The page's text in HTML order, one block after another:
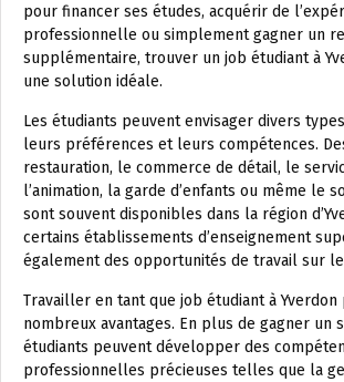
pour financer ses études, acquérir de
professionnelle ou simplement gagner un
supplémentaire, trouver un job étudiant à
une solution idéale.
Les étudiants peuvent envisager divers
leurs préférences et leurs compétences.
restauration, le commerce de détail, le
l’animation, la garde d’enfants ou même le
sont souvent disponibles dans la région
certains établissements d’enseignement
également des opportunités de travail sur
Travailler en tant que job étudiant à Yverdon
nombreux avantages. En plus de gagner un
étudiants peuvent développer des
professionnelles précieuses telles que la